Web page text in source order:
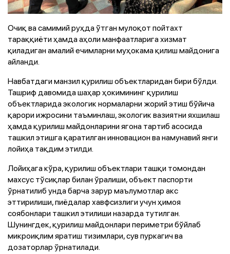
Очиқ ва самимий руҳда ўтган мулоқот пойтахт
тараққиёти ҳамда аҳоли манфаатларига хизмат
қиладиган амалий ечимларни муҳокама қилиш майдонига
айланди.
Навбатдаги манзил қурилиш объектларидан бири бўлди.
Ташриф давомида шаҳар ҳокимининг қурилиш
объектларида экологик нормаларни жорий этиш бўйича
қарори ижросини таъминлаш, экологик вазиятни яхшилаш
ҳамда қурилиш майдонларини ягона тартиб асосида
ташкил этишга қаратилган инновацион ва намунавий янги
лойиҳа тақдим этилди.
Лойиҳага кўра, қурилиш объектлари ташқи томондан
махсус тўсиқлар билан ўралиши, объект паспорти
ўрнатилиб унда барча зарур маълумотлар акс
эттирилиши, пиёдалар хавфсизлиги учун ҳимоя
соябонлари ташкил этилиши назарда тутилган.
Шунингдек, қурилиш майдонлари периметри бўйлаб
микроиқлим яратиш тизимлари, сув пуркагич ва
дозаторлар ўрнатилади.